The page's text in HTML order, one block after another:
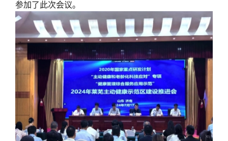
参加了此次会议。